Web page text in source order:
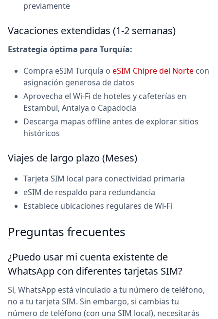
previamente
Vacaciones extendidas (1-2 semanas)
Estrategia óptima para Turquía:
Compra eSIM Turquía o eSIM Chipre del Norte con
asignación generosa de datos
Aprovecha el Wi-Fi de hoteles y cafeterías en
Estambul, Antalya o Capadocia
Descarga mapas offline antes de explorar sitios
históricos
Viajes de largo plazo (Meses)
Tarjeta SIM local para conectividad primaria
eSIM de respaldo para redundancia
Establece ubicaciones regulares de Wi-Fi
Preguntas frecuentes
¿Puedo usar mi cuenta existente de
WhatsApp con diferentes tarjetas SIM?
Sí, WhatsApp está vinculado a tu número de teléfono,
no a tu tarjeta SIM. Sin embargo, si cambias tu
número de teléfono (con una SIM local), necesitarás